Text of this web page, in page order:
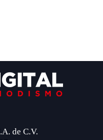
de C.V.